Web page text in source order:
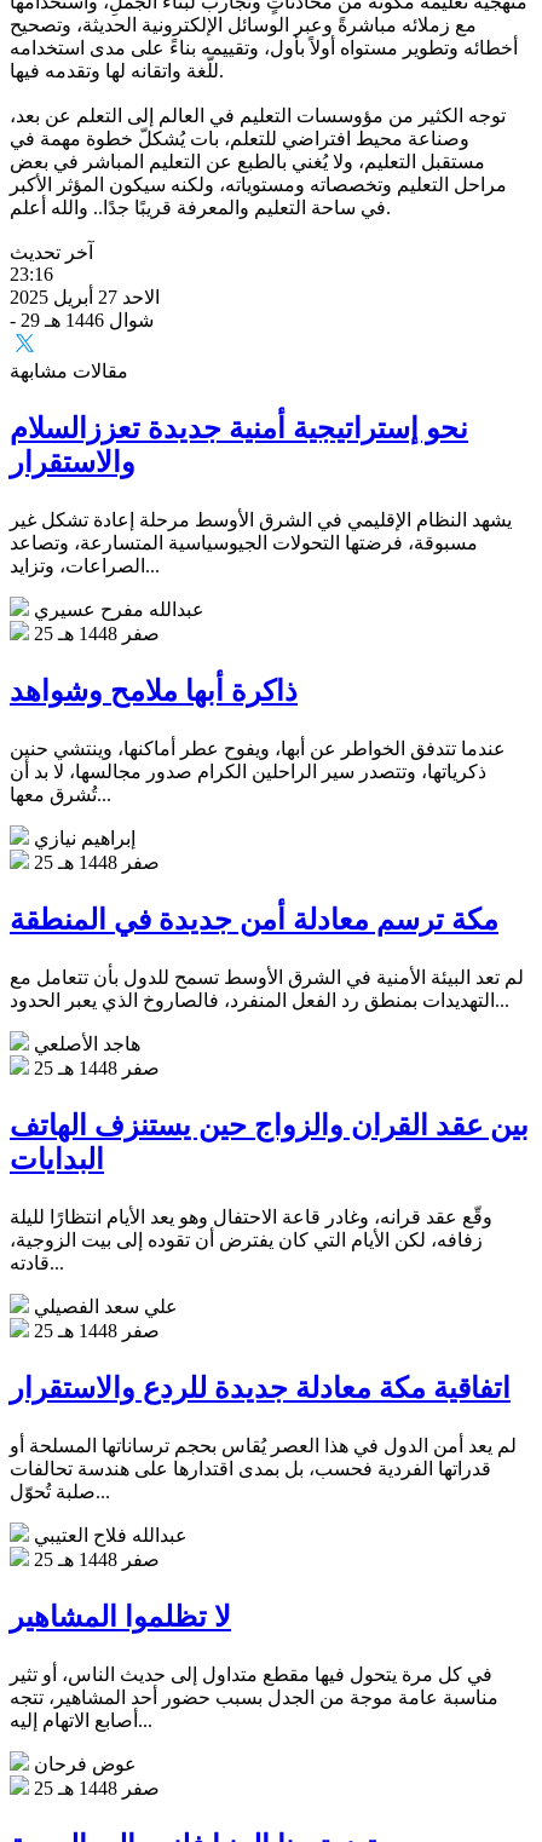
مع زملائه مباشرةً وعبر الوسائل الإلكترونية الحديثة، وتصحيح
أخطائه وتطوير مستواه أولاً بأول، وتقييمه بناءً على مدى استخدامه
للّغة واتقانه لها وتقدمه فيها.
توجه الكثير من مؤوسسات التعليم في العالم إلى التعلم عن بعد،
وصناعة محيط افتراضي للتعلم، بات يُشكلّ خطوة مهمة في
مستقبل التعليم، ولا يُغني بالطبع عن التعليم المباشر في بعض
مراحل التعليم وتخصصاته ومستوياته، ولكنه سيكون المؤثر الأكبر
في ساحة التعليم والمعرفة قريبًا جدًا.. والله أعلم.
آخر تحديث
23:16
الاحد 27 أبريل 2025
- 29 شوال 1446 هـ
مقالات مشابهة
نحو إستراتيجية أمنية جديدة تعززالسلام
والاستقرار
يشهد النظام الإقليمي في الشرق الأوسط مرحلة إعادة تشكل غير
مسبوقة، فرضتها التحولات الجيوسياسية المتسارعة، وتصاعد
الصراعات، وتزايد...
عبدالله مفرح عسيري
25 صفر 1448 هـ
ذاكرة أبها ملامح وشواهد
عندما تتدفق الخواطر عن أبها، ويفوح عطر أماكنها، وينتشي حنين
ذكرياتها، وتتصدر سير الراحلين الكرام صدور مجالسها، لا بد أن
تُشرق معها...
إبراهيم نيازي
25 صفر 1448 هـ
مكة ترسم معادلة أمن جديدة في المنطقة
لم تعد البيئة الأمنية في الشرق الأوسط تسمح للدول بأن تتعامل مع
التهديدات بمنطق رد الفعل المنفرد، فالصاروخ الذي يعبر الحدود...
هاجد الأصلعي
25 صفر 1448 هـ
بين عقد القران والزواج حين يستنزف الهاتف
البدايات
وقّع عقد قرانه، وغادر قاعة الاحتفال وهو يعد الأيام انتظارًا لليلة
زفافه، لكن الأيام التي كان يفترض أن تقوده إلى بيت الزوجية،
قادته...
علي سعد الفصيلي
25 صفر 1448 هـ
اتفاقية مكة معادلة جديدة للردع والاستقرار
لم يعد أمن الدول في هذا العصر يُقاس بحجم ترساناتها المسلحة أو
قدراتها الفردية فحسب، بل بمدى اقتدارها على هندسة تحالفات
صلبة تُحوّل...
عبدالله فلاح العتيبي
25 صفر 1448 هـ
لا تظلموا المشاهير
في كل مرة يتحول فيها مقطع متداول إلى حديث الناس، أو تثير
مناسبة عامة موجة من الجدل بسبب حضور أحد المشاهير، تتجه
أصابع الاتهام إليه...
عوض فرحان
25 صفر 1448 هـ